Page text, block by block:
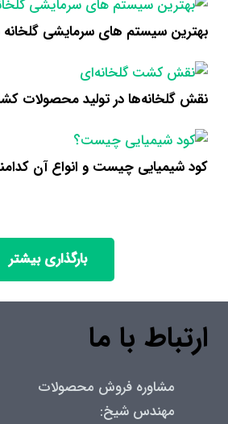
بهترین سیستم های سرمایشی گلخانه
نقش گلخانه‌ها در تولید محصولات
کود شیمیایی چیست و انواع آن
بارگذاری بیشتر
ارتباط با ما
مشاوره فروش محصولات
مهندس شیخ: